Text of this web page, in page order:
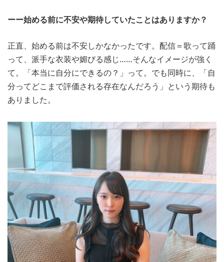
ーー始める前に不安や期待していたことはありますか？
正直、始める前は不安しかなかったです。配信＝歌って踊
って、派手な衣装や媚びる感じ……そんなイメージが強く
て。「本当に自分にできるの？」って。でも同時に、「自
分ってどこまで評価される存在なんだろう」という期待も
ありました。